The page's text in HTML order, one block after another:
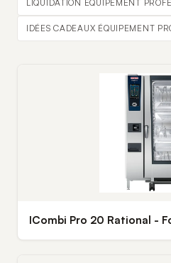
LIQUIDATION ÉQUIPEMENT
IDÉES CADEAUX ÉQUIPEMENT
ICombi Pro 20 Rational -